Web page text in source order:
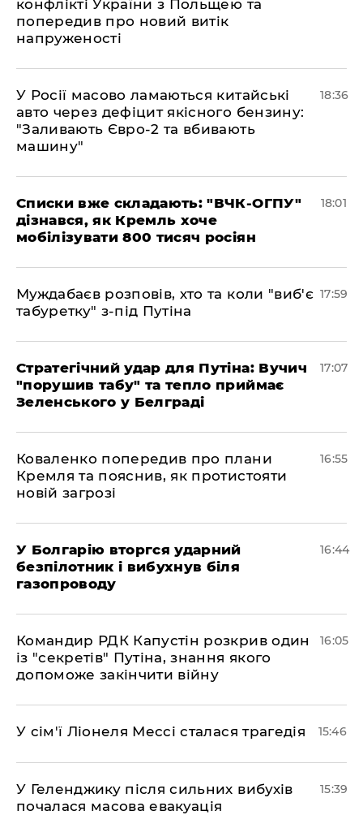
конфлікті України з Польщею та
попередив про новий витік
напруженості
У Росії масово ламаються китайські
авто через дефіцит якісного бензину:
"Заливають Євро-2 та вбивають
машину"
18:36
Списки вже складають: "ВЧК-ОГПУ"
дізнався, як Кремль хоче
мобілізувати 800 тисяч росіян
18:01
Муждабаєв розповів, хто та коли "виб'є
табуретку" з-під Путіна
17:59
Стратегічний удар для Путіна: Вучич
"порушив табу" та тепло приймає
Зеленського у Белграді
17:07
Коваленко попередив про плани
Кремля та пояснив, як протистояти
новій загрозі
16:55
У Болгарію вторгся ударний
безпілотник і вибухнув біля
газопроводу
16:44
Командир РДК Капустін розкрив один
із "секретів" Путіна, знання якого
допоможе закінчити війну
16:05
У сім'ї Ліонеля Мессі сталася трагедія 15:46
У Геленджику після сильних вибухів
почалася масова евакуація
15:39